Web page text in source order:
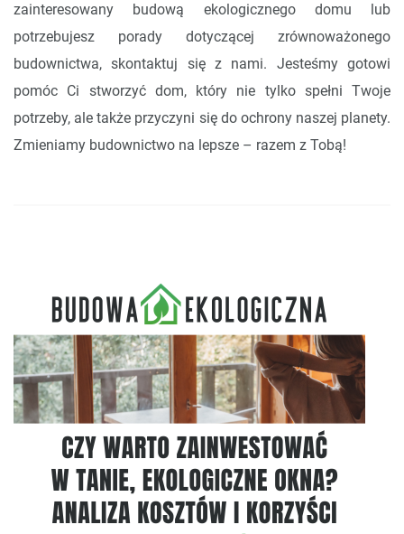
zainteresowany budową ekologicznego domu lub
potrzebujesz porady dotyczącej zrównoważonego
budownictwa, skontaktuj się z nami. Jesteśmy gotowi
pomóc Ci stworzyć dom, który nie tylko spełni Twoje
potrzeby, ale także przyczyni się do ochrony naszej planety.
Zmieniamy budownictwo na lepsze – razem z Tobą!